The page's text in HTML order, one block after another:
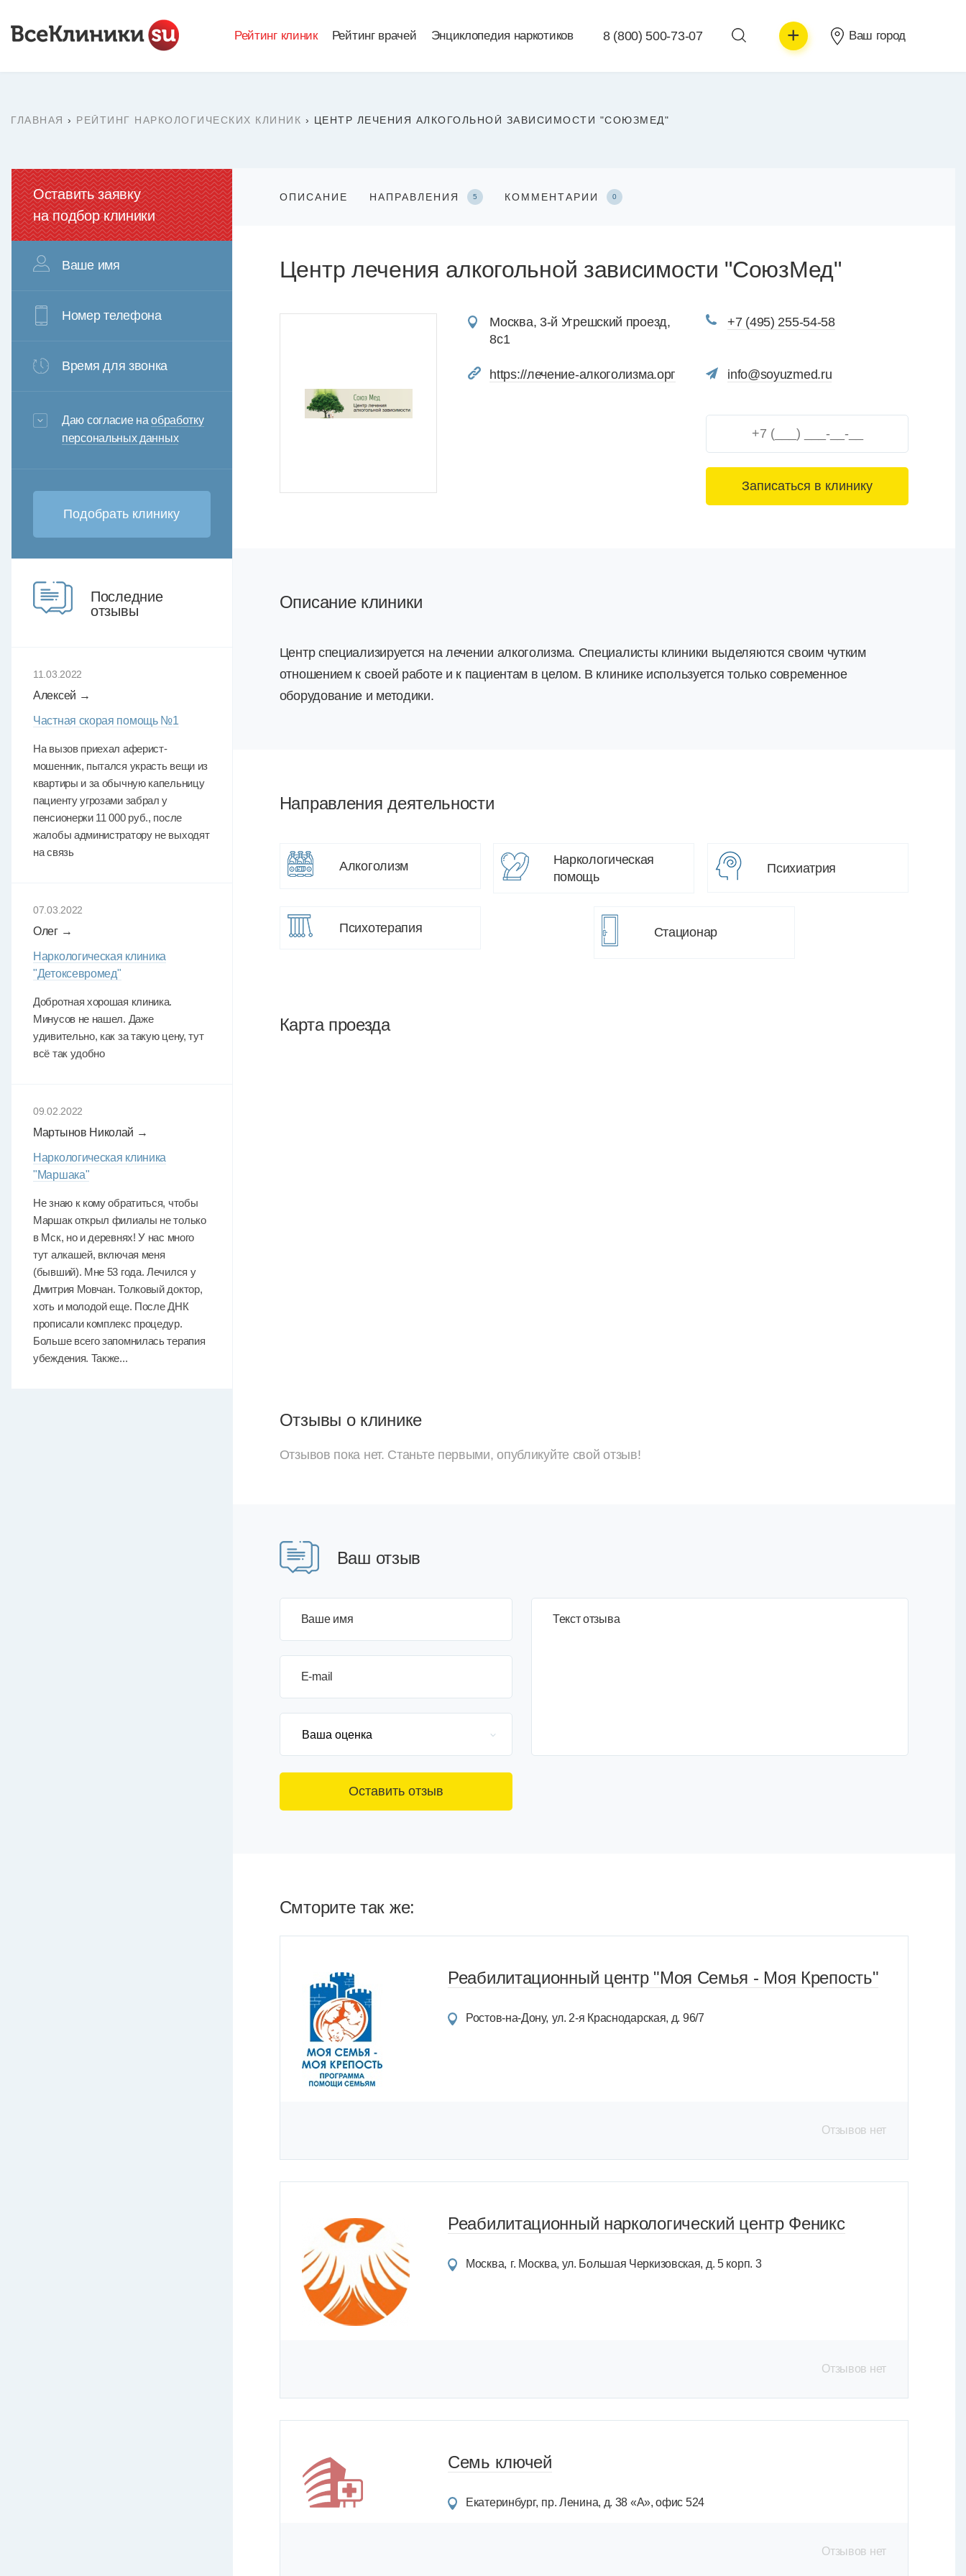
Рейтинг клиник Рейтинг врачей Энциклопедия наркотиков 8 (800) 500-73-07 + Ваш город
ГЛАВНАЯ › РЕЙТИНГ НАРКОЛОГИЧЕСКИХ КЛИНИК › ЦЕНТР ЛЕЧЕНИЯ АЛКОГОЛЬНОЙ ЗАВИСИМОСТИ "СОЮЗМЕД"
ОПИСАНИЕ НАПРАВЛЕНИЯ 5 КОММЕНТАРИИ 0
Центр лечения алкогольной зависимости "СоюзМед"
Москва, 3-й Угрешский проезд,
8с1
+7 (495) 255-54-58
https://лечение-алкоголизма.орг info@soyuzmed.ru
3+6=
Описание клиники
Центр специализируется на лечении алкоголизма. Специалисты клиники выделяются своим чутким
отношением к своей работе и к пациентам в целом. В клинике используется только современное
оборудование и методики.
Направления деятельности
Алкоголизм
Наркологическая
помощь
Психиатрия
Психотерапия Стационар
Карта проезда
Отзывы о клинике
Отзывов пока нет. Станьте первыми, опубликуйте свой отзыв!
Ваш отзыв
Ваше имя
E-mail
Текст отзыва
3+6=
Смторите так же:
Реабилитационный центр "Моя Семья - Моя Крепость"
Ростов-на-Дону ул. 2-я Краснодарская, д. 96/7
Отзывов нет
Реабилитационный наркологический центр Феникс
Москва г. Москва, ул. Большая Черкизовская, д. 5 корп. 3
Отзывов нет
Семь ключей
Екатеринбург пр. Ленина, д. 38 «А», офис 524
Отзывов нет
Оставить заявку
на подбор клиники
Ваше имя
Номер телефона
Время для звонка
3+6=
Даю согласие наобработку
персональных данных
Последние
отзывы
11.03.2022
Алексей →
Частная скорая помощь №1
На вызов приехал аферист-
мошенник, пытался украсть вещи из
квартиры и за обычную капельницу
пациенту угрозами забрал у
пенсионерки 11 000 руб., после
жалобы администратору не выходят
на связь
07.03.2022
Олег →
Наркологическая клиника
"Детоксевромед"
Добротная хорошая клиника.
Минусов не нашел. Даже
удивительно, как за такую цену, тут
всё так удобно
09.02.2022
Мартынов Николай →
Наркологическая клиника
"Маршака"
Не знаю к кому обратиться, чтобы
Маршак открыл филиалы не только
в Мск, но и деревнях! У нас много
тут алкашей, включая меня
(бывший). Мне 53 года. Лечился у
Дмитрия Мовчан. Толковый доктор,
хоть и молодой еще. После ДНК
прописали комплекс процедур.
Больше всего запомнилась терапия
убеждения. Также...